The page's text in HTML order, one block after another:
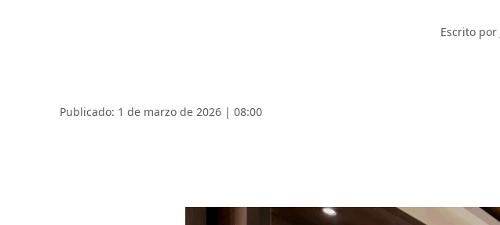
Escrito por
Publicado: 1 de marzo de 2026 | 08:00